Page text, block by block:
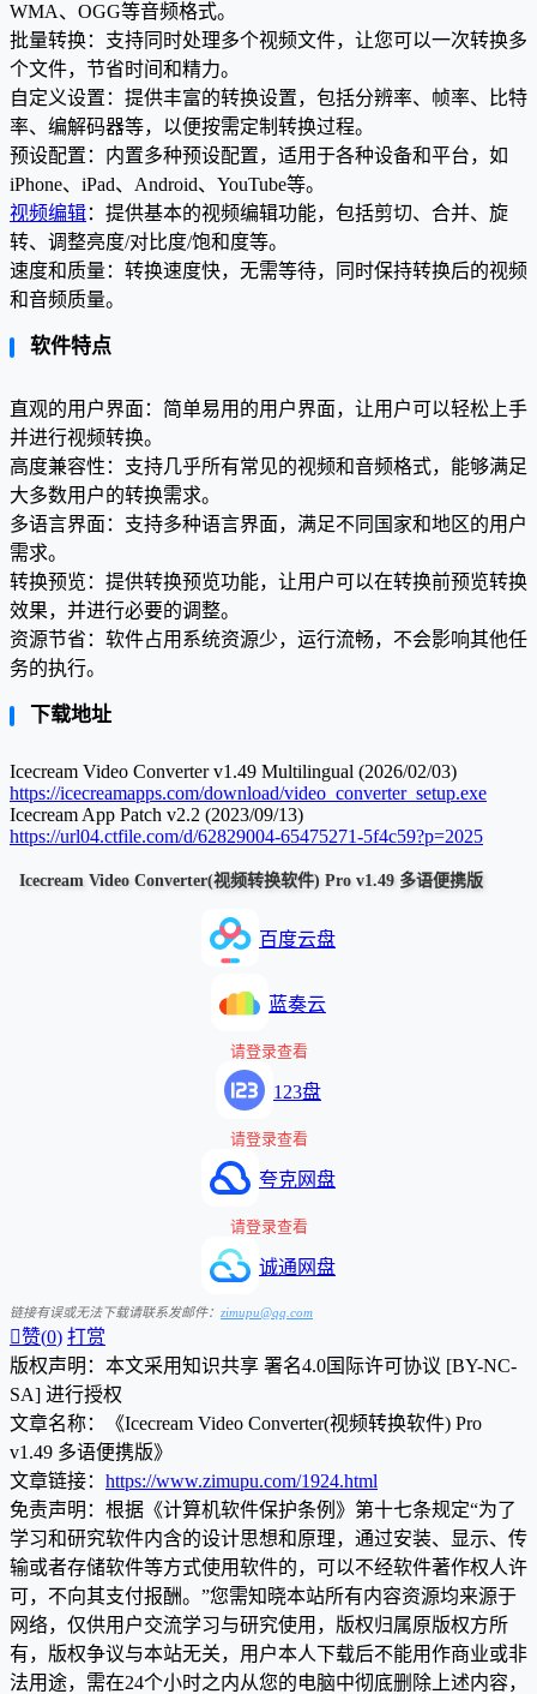
WMA、OGG等音频格式。
批量转换：支持同时处理多个视频文件，让您可以一次转换多
个文件，节省时间和精力。
自定义设置：提供丰富的转换设置，包括分辨率、帧率、比特
率、编解码器等，以便按需定制转换过程。
预设配置：内置多种预设配置，适用于各种设备和平台，如
iPhone、iPad、Android、YouTube等。
视频编辑：提供基本的视频编辑功能，包括剪切、合并、旋
转、调整亮度/对比度/饱和度等。
速度和质量：转换速度快，无需等待，同时保持转换后的视频
和音频质量。
软件特点
直观的用户界面：简单易用的用户界面，让用户可以轻松上手
并进行视频转换。
高度兼容性：支持几乎所有常见的视频和音频格式，能够满足
大多数用户的转换需求。
多语言界面：支持多种语言界面，满足不同国家和地区的用户
需求。
转换预览：提供转换预览功能，让用户可以在转换前预览转换
效果，并进行必要的调整。
资源节省：软件占用系统资源少，运行流畅，不会影响其他任
务的执行。
下载地址
Icecream Video Converter v1.49 Multilingual (2026/02/03)
https://icecreamapps.com/download/video_converter_setup.exe
Icecream App Patch v2.2 (2023/09/13)
https://url04.ctfile.com/d/62829004-65475271-5f4c59?p=2025
Icecream Video Converter(视频转换软件) Pro v1.49 多语便携版
百度云盘
蓝奏云
请登录查看
123盘
请登录查看
夸克网盘
请登录查看
诚通网盘
链接有误或无法下载请联系发邮件： zimupu@qq.com
赞(0) 打赏
版权声明：本文采用知识共享 署名4.0国际许可协议 [BY-NC-
SA] 进行授权
文章名称：《Icecream Video Converter(视频转换软件) Pro
v1.49 多语便携版》
文章链接： https://www.zimupu.com/1924.html
免责声明：根据《计算机软件保护条例》第十七条规定“为了
学习和研究软件内含的设计思想和原理，通过安装、显示、传
输或者存储软件等方式使用软件的，可以不经软件著作权人许
可，不向其支付报酬。”您需知晓本站所有内容资源均来源于
网络，仅供用户交流学习与研究使用，版权归属原版权方所
有，版权争议与本站无关，用户本人下载后不能用作商业或非
法用途，需在24个小时之内从您的电脑中彻底删除上述内容，